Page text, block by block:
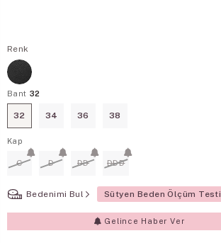
Renk
Bant 32
32 34 36 38
Kap
C D DD DDD
Bedenimi Bul Sütyen Beden Ölçüm Testi
Gelince Haber Ver